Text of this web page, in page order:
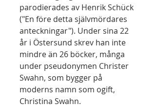
parodierades av Henrik Schück
("En före detta självmördares
anteckningar"). Under sina 22
år i Östersund skrev han inte
mindre än 26 böcker, många
under pseudonymen Christer
Swahn, som bygger på
moderns namn som ogift,
Christina Swahn.